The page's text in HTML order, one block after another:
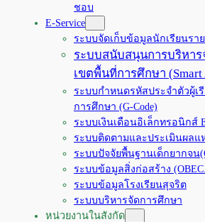
ชอบ
E-Service
ระบบจัดเก็บข้อมูลนักเรียนรา
ระบบสนับสนุนการบริหาร
เขตพื้นที่การศึกษา (Smart
ระบบกำหนดรหัสประจำตัวผู้เ
การศึกษา (G-Code)
ระบบเงินเดือนอิเล็กทรอนิกส์
ระบบติดตามและประเมินผลแห่
ระบบปัจจัยพื้นฐานเด็กยากจน
ระบบข้อมูลสิ่งก่อสร้าง
ระบบข้อมูลโรงเรียนสุจริต
ระบบบริหารจัดการศึกษา
หน่วยงานในสังกัด